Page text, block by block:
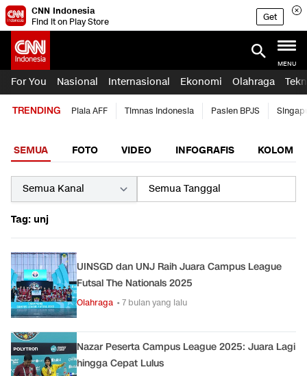
CNN Indonesia
Find it on Play Store
Get
MENU
For You Nasional Internasional Ekonomi Olahraga
TRENDING Piala AFF Timnas Indonesia Pasien BPJS
SEMUA FOTO VIDEO INFOGRAFIS KOLOM
Tag: unj
UINSGD dan UNJ Raih Juara Campus League
Futsal The Nationals 2025
Olahraga • 7 bulan yang lalu
Nazar Peserta Campus League 2025: Juara Lagi
hingga Cepat Lulus